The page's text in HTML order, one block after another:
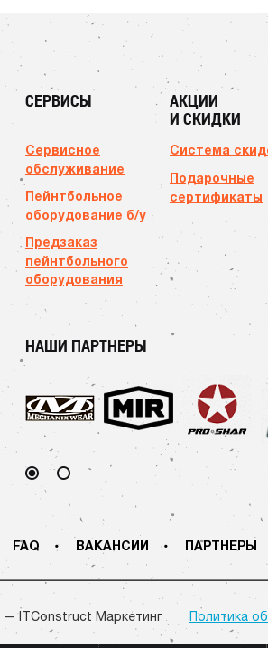
СЕРВИСЫ
Сервисное
обслуживание
Пейнтбольное
оборудование б/у
Предзаказ
пейнтбольного
оборудования
АКЦИИ
И СКИДКИ
Система
Подарочные
сертификаты
НАШИ ПАРТНЕРЫ
FAQ ВАКАНСИИ ПАРТНЕРЫ
Политика
— ITConstruct Маркетинг